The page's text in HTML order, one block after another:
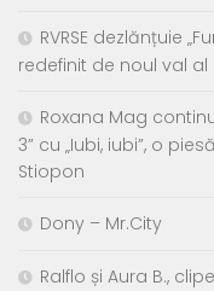
RVRSE dezlănțuie
redefinit de noul val
Roxana Mag
3” cu „Iubi, iubi”, o
Stiopon
Dony – Mr.City
Ralflo și Aura B.,